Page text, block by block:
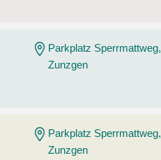
Parkplatz Sperrmattweg,
Zunzgen
Parkplatz Sperrmattweg,
Zunzgen